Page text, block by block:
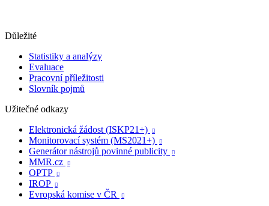
Důležité
Statistiky a analýzy
Evaluace
Pracovní příležitosti
Slovník pojmů
Užitečné odkazy
Elektronická žádost (ISKP21+)

Monitorovací systém (MS2021+) 
Generátor nástrojů povinné publicity 
MMR.cz 
OPTP 
IROP 
Evropská komise v ČR 